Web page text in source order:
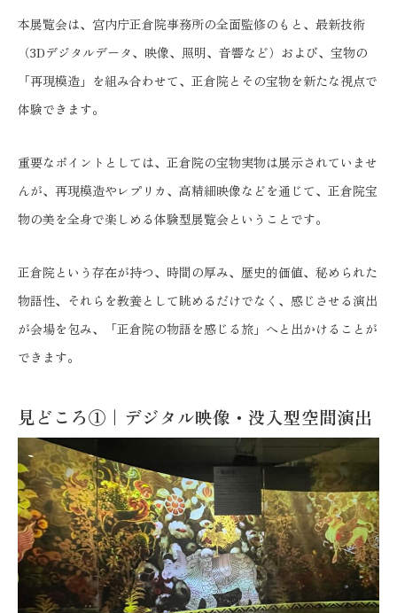
本展覧会は、宮内庁正倉院事務所の全面監修のもと、最新技術
（3Dデジタルデータ、映像、照明、音響など）および、宝物の
「再現模造」を組み合わせて、正倉院とその宝物を新たな視点で
体験できます。
重要なポイントとしては、正倉院の宝物実物は展示されていませ
んが、再現模造やレプリカ、高精細映像などを通じて、正倉院宝
物の美を全身で楽しめる体験型展覧会ということです。
正倉院という存在が持つ、時間の厚み、歴史的価値、秘められた
物語性、それらを教養として眺めるだけでなく、感じさせる演出
が会場を包み、「正倉院の物語を感じる旅」へと出かけることが
できます。
見どころ①｜デジタル映像・没入型空間演出